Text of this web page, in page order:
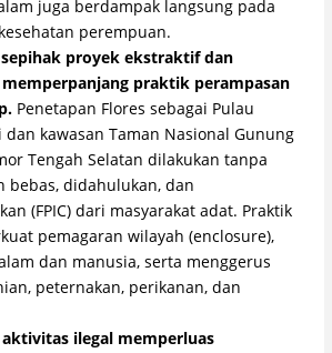
juga berdampak langsung pada
perempuan.
sepihak proyek ekstraktif dan
praktik perampasan
Penetapan Flores sebagai Pulau
dan kawasan Taman Nasional Gunung
Tengah Selatan dilakukan tanpa
bebas, didahulukan, dan
(FPIC) dari masyarakat adat. Praktik
pemagaran wilayah (enclosure),
dan manusia, serta menggerus
peternakan, perikanan, dan
ilegal memperluas